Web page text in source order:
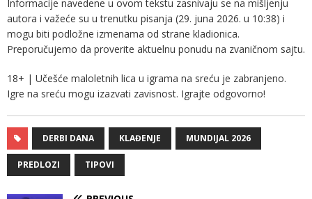
Informacije navedene u ovom tekstu zasnivaju se na mišljenju
autora i važeće su u trenutku pisanja (29. juna 2026. u 10:38) i
mogu biti podložne izmenama od strane kladionica.
Preporučujemo da proverite aktuelnu ponudu na zvaničnom sajtu.
18+ | Učešće maloletnih lica u igrama na sreću je zabranjeno.
Igre na sreću mogu izazvati zavisnost. Igrajte odgovorno!
DERBI DANA KLAĐENJE MUNDIJAL 2026
PREDLOZI TIPOVI